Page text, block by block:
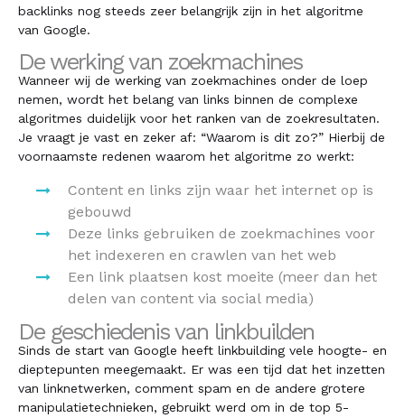
backlinks nog steeds zeer belangrijk zijn in het algoritme
van Google.
De werking van zoekmachines
Wanneer wij de werking van zoekmachines onder de loep
nemen, wordt het belang van links binnen de complexe
algoritmes duidelijk voor het ranken van de zoekresultaten.
Je vraagt je vast en zeker af: “Waarom is dit zo?” Hierbij de
voornaamste redenen waarom het algoritme zo werkt:
Content en links zijn waar het internet op is
gebouwd
Deze links gebruiken de zoekmachines voor
het indexeren en crawlen van het web
Een link plaatsen kost moeite (meer dan het
delen van content via social media)
De geschiedenis van linkbuilden
Sinds de start van Google heeft linkbuilding vele hoogte- en
dieptepunten meegemaakt. Er was een tijd dat het inzetten
van linknetwerken, comment spam en de andere grotere
manipulatietechnieken, gebruikt werd om in de top 5-